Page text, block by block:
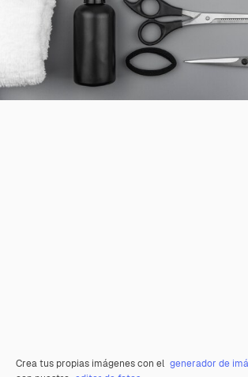
Crea tus propias imágenes con el generador de